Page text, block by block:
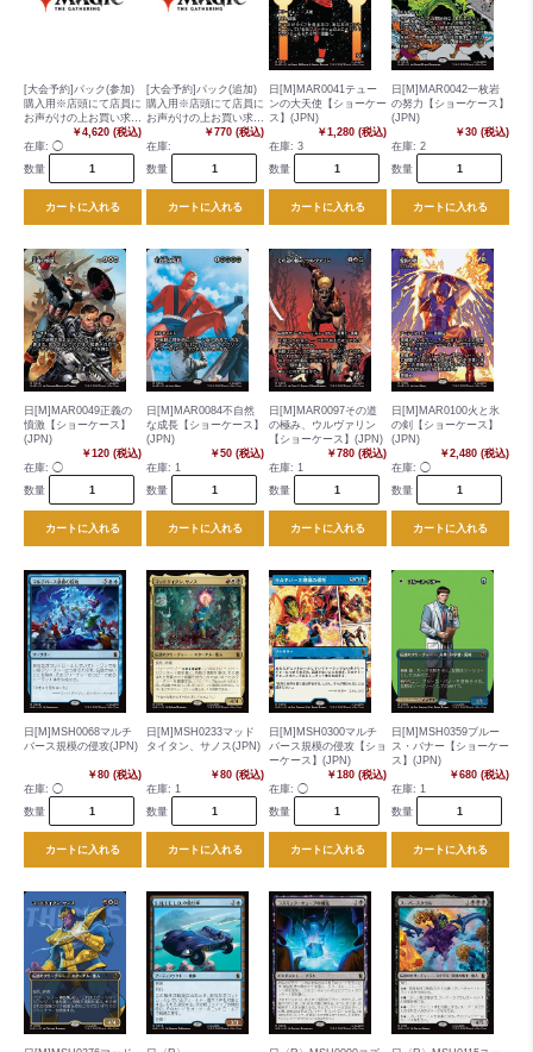
[大会予約]パック(参加)
購入用※店頭にて店員に
お声がけの上お買い求め
￥4,620 (税込)
在庫: ◯
数量
カートに入れる
[大会予約]パック(追加)
購入用※店頭にて店員に
お声がけの上お買い求め
￥770 (税込)
在庫:
数量
カートに入れる
日[M]MAR0041テュー
ンの大天使【ショーケー
ス】(JPN)
￥1,280 (税込)
在庫: 3
数量
カートに入れる
日[M]MAR0042一枚岩
の努力【ショーケース】
(JPN)
￥30 (税込)
在庫: 2
数量
カートに入れる
日[M]MAR0049正義の
憤激【ショーケース】
(JPN)
￥120 (税込)
在庫: ◯
数量
カートに入れる
日[M]MAR0084不自然
な成長【ショーケース】
(JPN)
￥50 (税込)
在庫: 1
数量
カートに入れる
日[M]MAR0097その道
の極み、ウルヴァリン
【ショーケース】(JPN)
￥780 (税込)
在庫: 1
数量
カートに入れる
日[M]MAR0100火と氷
の剣【ショーケース】
(JPN)
￥2,480 (税込)
在庫: ◯
数量
カートに入れる
日[M]MSH0068マルチ
バース規模の侵攻(JPN)
￥80 (税込)
在庫: ◯
数量
カートに入れる
日[M]MSH0233マッド
タイタン、サノス(JPN)
￥80 (税込)
在庫: 1
数量
カートに入れる
日[M]MSH0300マルチ
バース規模の侵攻【ショ
ーケース】(JPN)
￥180 (税込)
在庫: ◯
数量
カートに入れる
日[M]MSH0359ブルー
ス・バナー【ショーケー
ス】(JPN)
￥680 (税込)
在庫: 1
数量
カートに入れる